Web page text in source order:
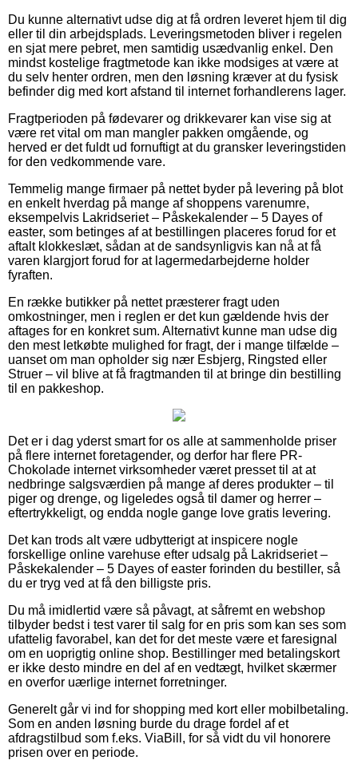
Du kunne alternativt udse dig at få ordren leveret hjem til dig
eller til din arbejdsplads. Leveringsmetoden bliver i regelen
en sjat mere pebret, men samtidig usædvanlig enkel. Den
mindst kostelige fragtmetode kan ikke modsiges at være at
du selv henter ordren, men den løsning kræver at du fysisk
befinder dig med kort afstand til internet forhandlerens lager.
Fragtperioden på fødevarer og drikkevarer kan vise sig at
være ret vital om man mangler pakken omgående, og
herved er det fuldt ud fornuftigt at du gransker leveringstiden
for den vedkommende vare.
Temmelig mange firmaer på nettet byder på levering på blot
en enkelt hverdag på mange af shoppens varenumre,
eksempelvis Lakridseriet – Påskekalender – 5 Dayes of
easter, som betinges af at bestillingen placeres forud for et
aftalt klokkeslæt, sådan at de sandsynligvis kan nå at få
varen klargjort forud for at lagermedarbejderne holder
fyraften.
En række butikker på nettet præsterer fragt uden
omkostninger, men i reglen er det kun gældende hvis der
aftages for en konkret sum. Alternativt kunne man udse dig
den mest letkøbte mulighed for fragt, der i mange tilfælde –
uanset om man opholder sig nær Esbjerg, Ringsted eller
Struer – vil blive at få fragtmanden til at bringe din bestilling
til en pakkeshop.
Det er i dag yderst smart for os alle at sammenholde priser
på flere internet foretagender, og derfor har flere PR-
Chokolade internet virksomheder været presset til at at
nedbringe salgsværdien på mange af deres produkter – til
piger og drenge, og ligeledes også til damer og herrer –
eftertrykkeligt, og endda nogle gange love gratis levering.
Det kan trods alt være udbytterigt at inspicere nogle
forskellige online varehuse efter udsalg på Lakridseriet –
Påskekalender – 5 Dayes of easter forinden du bestiller, så
du er tryg ved at få den billigste pris.
Du må imidlertid være så påvagt, at såfremt en webshop
tilbyder bedst i test varer til salg for en pris som kan ses som
ufattelig favorabel, kan det for det meste være et faresignal
om en uoprigtig online shop. Bestillinger med betalingskort
er ikke desto mindre en del af en vedtægt, hvilket skærmer
en overfor uærlige internet forretninger.
Generelt går vi ind for shopping med kort eller mobilbetaling.
Som en anden løsning burde du drage fordel af et
afdragstilbud som f.eks. ViaBill, for så vidt du vil honorere
prisen over en periode.